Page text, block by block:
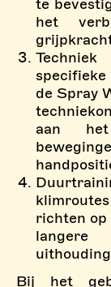
te
het
specifieke
de Spray
aan
richten op
Bij het